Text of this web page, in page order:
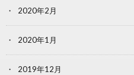
2020年2月
2020年1月
2019年12月